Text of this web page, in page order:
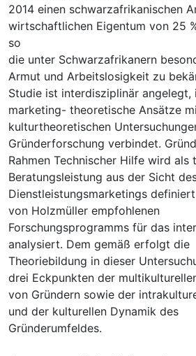
2014 einen schwarzafrikanischen
wirtschaftlichen Eigentum von 25
so
die unter Schwarzafrikanern
Armut und Arbeitslosigkeit zu
Studie ist interdisziplinär angelegt,
marketing- theoretische Ansätze
kulturtheoretischen
Gründerforschung verbindet.
Rahmen Technischer Hilfe wird als
Beratungsleistung aus der Sicht
Dienstleistungsmarketings
von Holzmüller empfohlenen
Forschungsprogramms für das
analysiert. Dem gemäß erfolgt die
Theoriebildung in dieser
drei Eckpunkten der
von Gründern sowie der
und der kulturellen Dynamik des
Gründerumfeldes.